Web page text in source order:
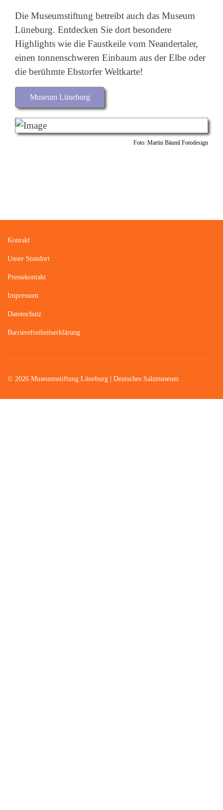
Die Museumstiftung betreibt auch das Museum
Lüneburg. Entdecken Sie dort besondere
Highlights wie die Faustkeile vom Neandertaler,
einen tonnenschweren Einbaum aus der Elbe oder
die berühmte Ebstorfer Weltkarte!
Museum Lüneburg
Foto: Martin Bäuml Fotodesign
Kontakt
Unser Standort
Pressekontakt
Impressum
Datenschutz
Barrierefreiheitserklärung
© 2026 Museumsstiftung Lüneburg | Deutsches Salzmuseum